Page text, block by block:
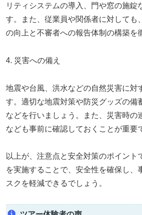
リティシステムの導入、門や窓の施錠
す。また、従業員や関係者に対しても
の向上と不審者への報告体制の構築を
4. 災害への備え
地震や台風、洪水などの自然災害に対
す。適切な地震対策や防災グッズの備
などを行いましょう。また、災害時の
なども事前に確認しておくことが重要
以上が、注意点と安全対策のポイント
を実施することで、安全性を確保し、
スクを軽減できるでしょう。